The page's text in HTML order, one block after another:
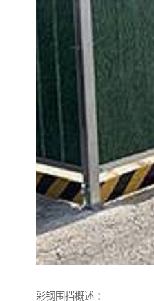
彩钢围挡概述 ：